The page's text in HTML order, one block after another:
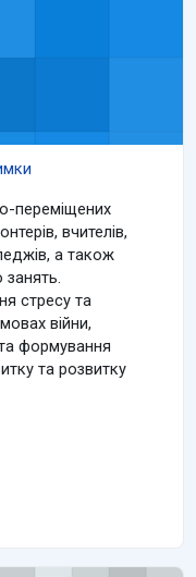
переміщених
вчителів,
а також
занять.
стресу та
війни,
формування
та розвитку